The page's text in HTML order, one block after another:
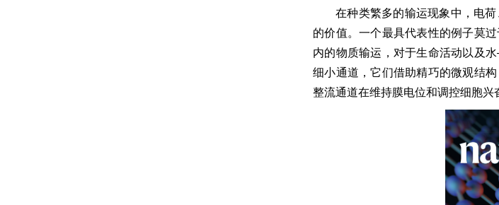
在种类繁多的输运现象中，电
的价值。一个最具代表性的例子莫
内的物质输运，对于生命活动以及
细小通道，它们借助精巧的微观结
整流通道在维持膜电位和调控细胞兴